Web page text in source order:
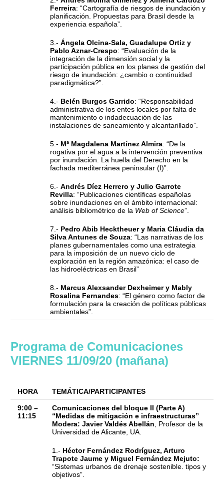
Ferreira: “Cartografía de riesgos de inundación y
planificación. Propuestas para Brasil desde la
experiencia española”.
3.- Ángela Olcina-Sala, Guadalupe Ortiz y
Pablo Aznar-Crespo: “Evaluación de la
integración de la dimensión social y la
participación pública en los planes de gestión del
riesgo de inundación: ¿cambio o continuidad
paradigmática?”.
4.- Belén Burgos Garrido: “Responsabilidad
administrativa de los entes locales por falta de
mantenimiento o indadecuación de las
instalaciones de saneamiento y alcantarillado”.
5.- Mª Magdalena Martínez Almira: “De la
rogativa por el agua a la intervención preventiva
por inundación. La huella del Derecho en la
fachada mediterránea peninsular (I)”.
6.- Andrés Díez Herrero y Julio Garrote
Revilla: “Publicaciones científicas españolas
sobre inundaciones en el ámbito internacional:
análisis bibliométrico de la Web of Science”.
7.- Pedro Abib Hecktheuer y Maria Cláudia da
Silva Antunes de Souza: “Las narrativas de los
planes gubernamentales como una estrategia
para la imposición de un nuevo ciclo de
exploración en la región amazónica: el caso de
las hidroeléctricas en Brasil”
8.- Marcus Alexsander Dexheimer y Mably
Rosalina Fernandes: “El género como factor de
formulación para la creación de políticas públicas
ambientales”.
Programa de Comunicaciones
VIERNES 11/09/20 (mañana)
HORA TEMÁTICA/PARTICIPANTES
9:00 –
11:15
Comunicaciones del bloque II (Parte A)
“Medidas de mitigación e infraestructuras”
Modera: Javier Valdés Abellán , Profesor de la
Universidad de Alicante, UA.
1.- Héctor Fernández Rodríguez, Arturo
Trapote Jaume y Miguel Fernández Mejuto:
“Sistemas urbanos de drenaje sostenible. tipos y
objetivos”.